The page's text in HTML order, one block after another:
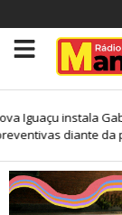
Iguaçu instala
diante da